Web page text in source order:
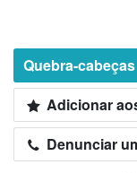
Quebra-cabeças
Adicionar
Denunciar